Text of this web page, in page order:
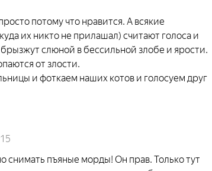
потому что нравится. А всякие
их никто не прилашал) считают голоса и
слюной в бессильной злобе и ярости.
от злости.
и фоткаем наших котов и голосуем друг
снимать пъяные морды! Он прав. Только тут